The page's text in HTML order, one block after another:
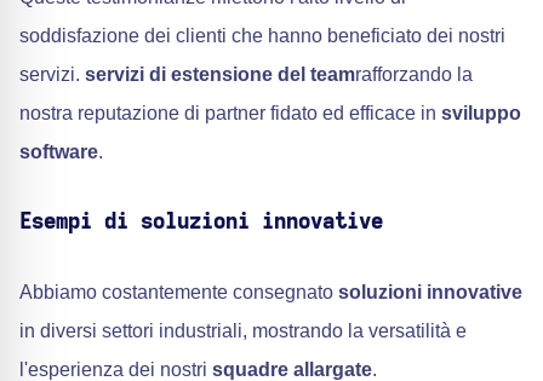
soddisfazione dei clienti che hanno beneficiato dei nostri
servizi. servizi di estensione del teamrafforzando la
nostra reputazione di partner fidato ed efficace in sviluppo
software.
Esempi di soluzioni innovative
Abbiamo costantemente consegnato soluzioni innovative
in diversi settori industriali, mostrando la versatilità e
l'esperienza dei nostri squadre allargate.